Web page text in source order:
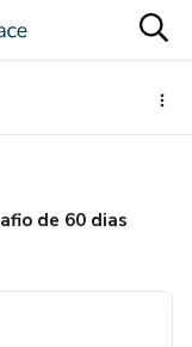
de 60 dias